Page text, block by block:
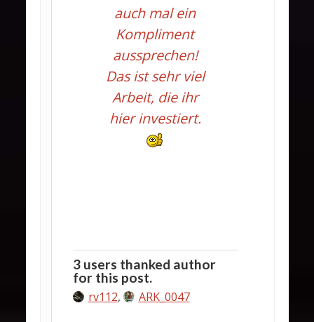
auch mal ein
Kompliment
aussprechen!
Das ist sehr viel
Arbeit, die ihr
hier investiert.
3 users thanked author
for this post.
rv112, ARK_0047